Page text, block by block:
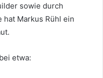
sowie durch
Markus Rühl ein
etwa: